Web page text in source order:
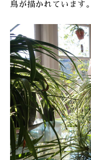
鳥が描かれています。